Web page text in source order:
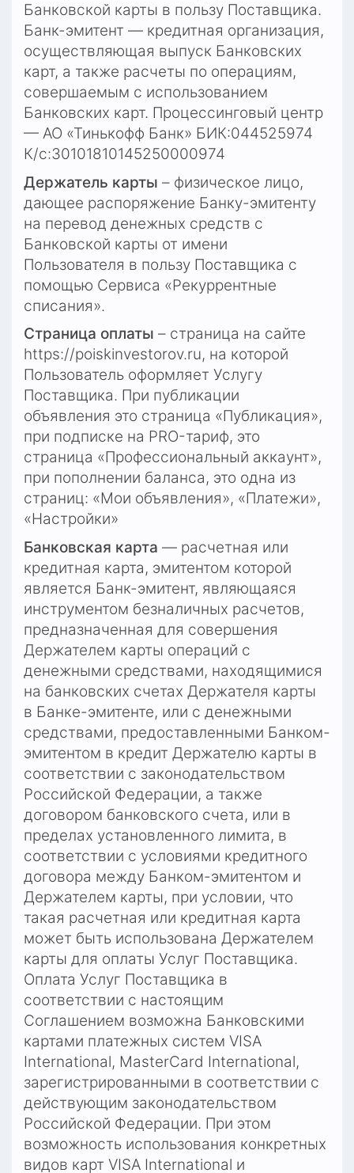
Банковской карты в пользу Поставщика.
Банк-эмитент — кредитная организация,
осуществляющая выпуск Банковских
карт, а также расчеты по операциям,
совершаемым с использованием
Банковских карт. Процессинговый центр
— АО «Тинькофф Банк» БИК:044525974
К/с:30101810145250000974
Держатель карты – физическое лицо,
дающее распоряжение Банку-эмитенту
на перевод денежных средств с
Банковской карты от имени
Пользователя в пользу Поставщика с
помощью Сервиса «Рекуррентные
списания».
Страница оплаты – страница на сайте
https://poiskinvestorov.ru, на которой
Пользователь оформляет Услугу
Поставщика. При публикации
объявления это страница «Публикация»,
при подписке на PRO-тариф, это
страница «Профессиональный аккаунт»,
при пополнении баланса, это одна из
страниц: «Мои объявления», «Платежи»,
«Настройки»
Банковская карта — расчетная или
кредитная карта, эмитентом которой
является Банк-эмитент, являющаяся
инструментом безналичных расчетов,
предназначенная для совершения
Держателем карты операций с
денежными средствами, находящимися
на банковских счетах Держателя карты
в Банке-эмитенте, или с денежными
средствами, предоставленными Банком-
эмитентом в кредит Держателю карты в
соответствии с законодательством
Российской Федерации, а также
договором банковского счета, или в
пределах установленного лимита, в
соответствии с условиями кредитного
договора между Банком-эмитентом и
Держателем карты, при условии, что
такая расчетная или кредитная карта
может быть использована Держателем
карты для оплаты Услуг Поставщика.
Оплата Услуг Поставщика в
соответствии с настоящим
Соглашением возможна Банковскими
картами платежных систем VISA
International, MasterCard International,
зарегистрированными в соответствии с
действующим законодательством
Российской Федерации. При этом
возможность использования конкретных
видов карт VISA International и